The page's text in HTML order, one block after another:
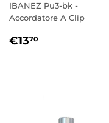
IBANEZ Pu3-bk -
Accordatore A Clip
PREZZO
€1370